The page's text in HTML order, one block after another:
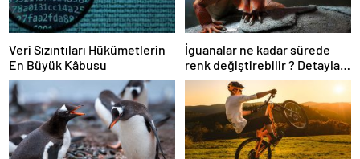
Veri Sızıntıları Hükümetlerin
En Büyük Kâbusu
İguanalar ne kadar sürede
renk değiştirebilir ? Detaylar
burada…